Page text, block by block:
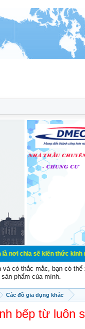
kiến thức kinh nghiệm
và có thắc mắc, bạn có
phẩm của mình.
Các đồ gia dụng khác
bếp từ luôn